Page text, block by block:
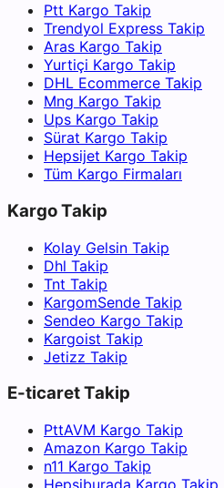
Ptt Kargo Takip
Trendyol Express Takip
Aras Kargo Takip
Yurtiçi Kargo Takip
DHL Ecommerce Takip
Mng Kargo Takip
Ups Kargo Takip
Sürat Kargo Takip
Hepsijet Kargo Takip
Tüm Kargo Firmaları
Kargo Takip
Kolay Gelsin Takip
Dhl Takip
Tnt Takip
KargomSende Takip
Sendeo Kargo Takip
Kargoist Takip
Jetizz Takip
E-ticaret Takip
PttAVM Kargo Takip
Amazon Kargo Takip
n11 Kargo Takip